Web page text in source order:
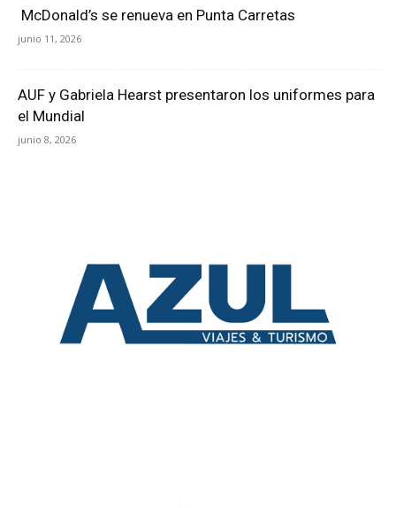
McDonald’s se renueva en Punta Carretas
junio 11, 2026
AUF y Gabriela Hearst presentaron los uniformes para
el Mundial
junio 8, 2026